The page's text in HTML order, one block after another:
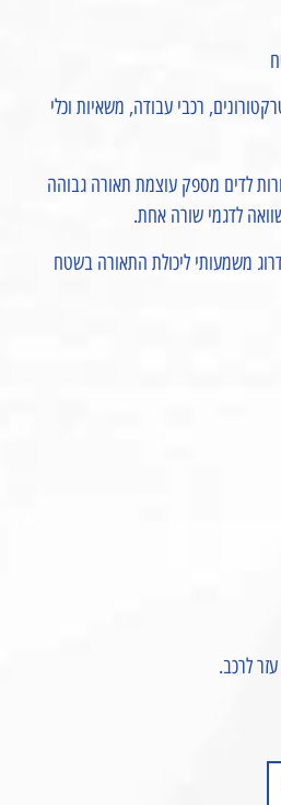
רכבי עבודה, משאיות וכלי
לדים מספק עוצמת תאורה גבוהה
לדגמי שורה אחת.
משמעותי ליכולת התאורה בשטח
לרכב.